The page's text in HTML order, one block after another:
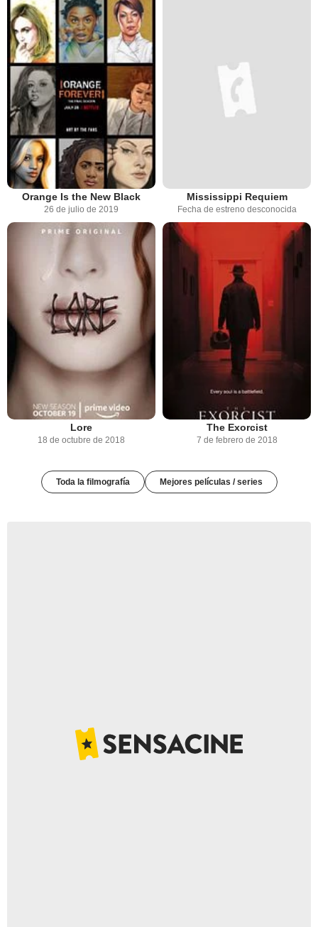
Orange Is the New Black
26 de julio de 2019
Mississippi Requiem
Fecha de estreno desconocida
Lore
18 de octubre de 2018
The Exorcist
7 de febrero de 2018
Toda la filmografía Mejores películas / series